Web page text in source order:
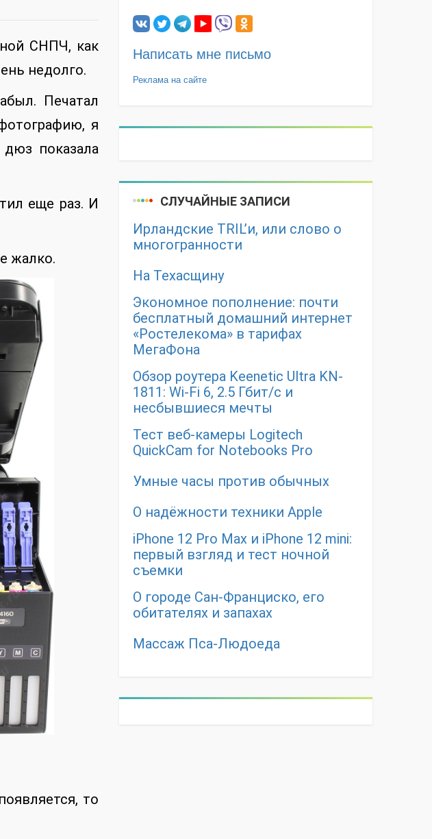
СНПЧ, как
недолго.
Печатал
я
показала
еще раз. И
жалко.
то
Написать мне письмо
Реклама на сайте
СЛУЧАЙНЫЕ ЗАПИСИ
Ирландские TRIL’и, или слово о
многогранности
На Техасщину
Экономное пополнение: почти
бесплатный домашний интернет
«Ростелекома» в тарифах
МегаФона
Обзор роутера Keenetic Ultra KN-
1811: Wi-Fi 6, 2.5 Гбит/с и
несбывшиеся мечты
Тест веб-камеры Logitech
QuickCam for Notebooks Pro
Умные часы против обычных
О надёжности техники Apple
iPhone 12 Pro Max и iPhone 12 mini:
первый взгляд и тест ночной
съемки
О городе Сан-Франциско, его
обитателях и запахах
Массаж Пса-Людоеда